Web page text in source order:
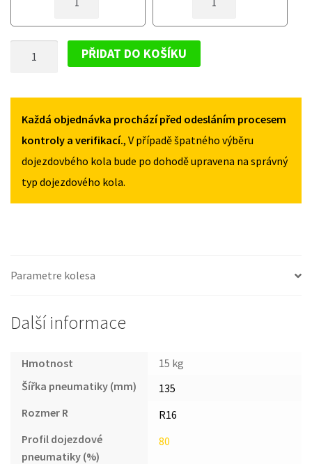
KOLO
2002-
KOLO
2002-
MEGANE
2002-
135/80R16
MNOŽSTVÍ
PŘIDAT DO KOŠÍKU
Každá objednávka prochází před odesláním procesem
kontroly a verifikací., V případě špatného výběru
dojezdovbého kola bude po dohodě upravena na správný
typ dojezdového kola.
Parametre kolesa
Další informace
Hmotnost
15 kg
Šířka pneumatiky (mm)
135
Rozmer R
R16
Profil dojezdové
pneumatiky (%)
80